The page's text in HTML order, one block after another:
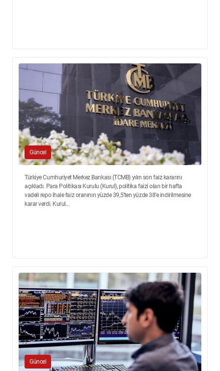
Güncel
Türkiye Cumhuriyet Merkez Bankası (TCMB) yılın son faiz kararını
açıkladı. Para Politikası Kurulu (Kurul), politika faizi olan bir hafta
vadeli repo ihale faiz oranının yüzde 39,5’ten yüzde 38’e indirilmesine
karar verdi. Kurul...
Güncel